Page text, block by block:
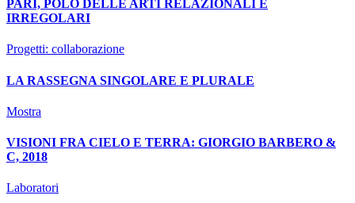
PARI, POLO DELLE ARTI RELAZIONALI E
IRREGOLARI
Progetti: collaborazione
LA RASSEGNA SINGOLARE E PLURALE
Mostra
VISIONI FRA CIELO E TERRA: GIORGIO BARBERO &
C, 2018
Laboratori